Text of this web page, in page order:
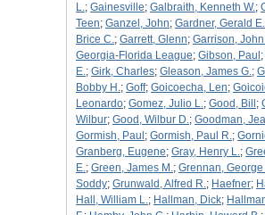
L.; Gainesville; Galbraith, Kenneth W.;
Teen; Ganzel, John; Gardner, Gerald E.
Brice C.; Garrett, Glenn; Garrison,
Georgia-Florida League; Gibson, Paul ;
E.; Girk, Charles; Gleason, James G.;
Bobby H.; Goff; Goicoecha, Len;
Leonardo; Gomez, Julio L.; Good, Bill ;
Wilbur; Good, Wilbur D.; Goodman,
Gormish, Paul ; Gormish, Paul R.;
Granberg, Eugene; Gray, Henry L.;
E.; Green, James M.; Grennan, George
Soddy; Grunwald, Alfred R.; Haefner;
Hall, William L.; Hallman, Dick;